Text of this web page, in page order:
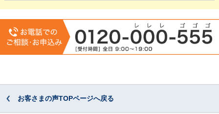
お客さまの声TOPページへ戻る